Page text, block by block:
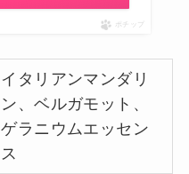
ポチップ
イタリアンマンダリ
ン、ベルガモット、
ゲラニウムエッセン
ス